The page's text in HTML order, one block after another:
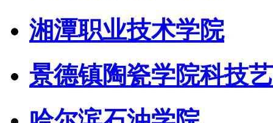
湘潭职业技术学院
景德镇陶瓷学院科技